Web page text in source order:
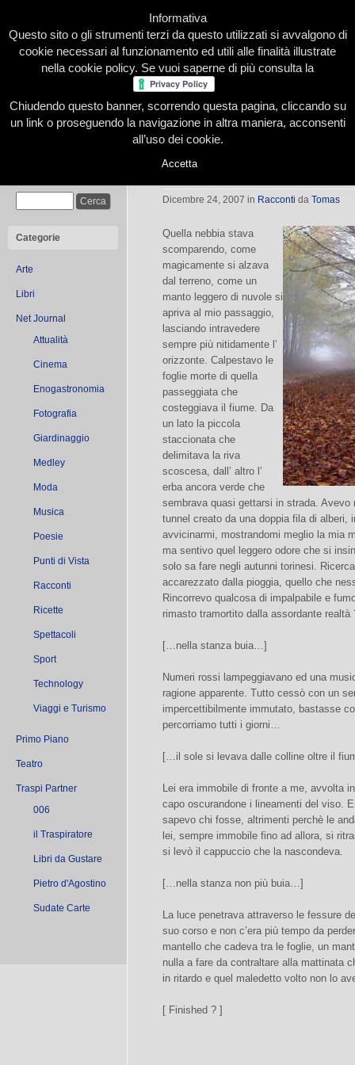
Home Presentazione Redazione Le nostre firme
Categorie
Arte
Libri
Net Journal
Attualità
Cinema
Enogastronomia
Fotografia
Giardinaggio
Medley
Moda
Musica
Poesie
Punti di Vista
Racconti
Ricette
Spettacoli
Sport
Technology
Viaggi e Turismo
Primo Piano
Teatro
Traspi Partner
006
il Traspiratore
Libri da Gustare
Pietro d'Agostino
Sudate Carte
Sogni minori – 3a parte
Dicembre 24, 2007 in Racconti da Tomas
Quella nebbia stava
scomparendo, come
magicamente si alzava
dal terreno, come un
manto leggero di nuvole si
apriva al mio passaggio,
lasciando intravedere
sempre più nitidamente l’
orizzonte. Calpestavo le
foglie morte di quella
passeggiata che
costeggiava il fiume. Da
un lato la piccola
staccionata che
delimitava la riva
scoscesa, dall’ altro l’
erba ancora verde che
sembrava quasi gettarsi in strada.
tunnel creato da una doppia fila di alberi,
avvicinarmi, mostrandomi meglio la mia
ma sentivo quel leggero odore che si
solo sa fare negli autunni torinesi.
accarezzato dalla pioggia, quello che
Rincorrevo qualcosa di impalpabile e
rimasto tramortito dalla assordante realtà
[…nella stanza buia…]
Numeri rossi lampeggiavano ed una
ragione apparente. Tutto cessò con un
impercettibilmente immutato, bastasse
percorriamo tutti i giorni…
[…il sole si levava dalle colline oltre il
Lei era immobile di fronte a me, avvolta
capo oscurandone i lineamenti del viso.
sapevo chi fosse, altrimenti perchè le
lei, sempre immobile fino ad allora, si
si levò il cappuccio che la nascondeva.
[…nella stanza non più buia…]
La luce penetrava attraverso le fessure
suo corso e non c’era più tempo da
mantello che cadeva tra le foglie, un
nulla a fare da contraltare alla mattinata
in ritardo e quel maledetto volto non lo
[ Finished ? ]
Informativa
Questo sito o gli strumenti terzi da questo utilizzati si avvalgono di
cookie necessari al funzionamento ed utili alle finalità illustrate
nella cookie policy. Se vuoi saperne di più consulta la
Chiudendo questo banner, scorrendo questa pagina, cliccando su
un link o proseguendo la navigazione in altra maniera, acconsenti
all’uso dei cookie.
Accetta